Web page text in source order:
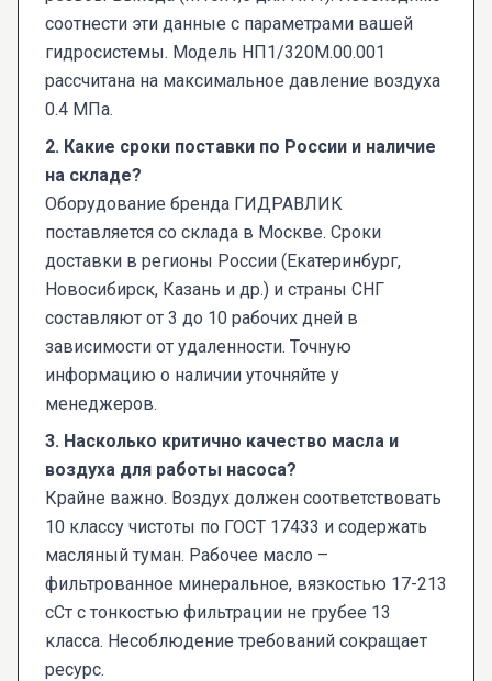
соотнести эти данные с параметрами вашей
гидросистемы. Модель НП1/320М.00.001
рассчитана на максимальное давление воздуха
0.4 МПа.
2. Какие сроки поставки по России и наличие
на складе?
Оборудование бренда ГИДРАВЛИК
поставляется со склада в Москве. Сроки
доставки в регионы России (Екатеринбург,
Новосибирск, Казань и др.) и страны СНГ
составляют от 3 до 10 рабочих дней в
зависимости от удаленности. Точную
информацию о наличии уточняйте у
менеджеров.
3. Насколько критично качество масла и
воздуха для работы насоса?
Крайне важно. Воздух должен соответствовать
10 классу чистоты по ГОСТ 17433 и содержать
масляный туман. Рабочее масло –
фильтрованное минеральное, вязкостью 17-213
сСт с тонкостью фильтрации не грубее 13
класса. Несоблюдение требований сокращает
ресурс.